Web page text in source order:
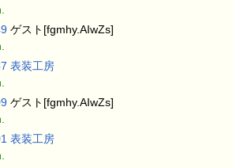
ゲスト[fgmhy.AIwZs]
表装工房
ゲスト[fgmhy.AIwZs]
表装工房